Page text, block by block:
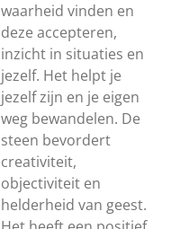
waarheid vinden en
deze accepteren,
inzicht in situaties en
jezelf. Het helpt je
jezelf zijn en je eigen
weg bewandelen. De
steen bevordert
creativiteit,
objectiviteit en
helderheid van geest.